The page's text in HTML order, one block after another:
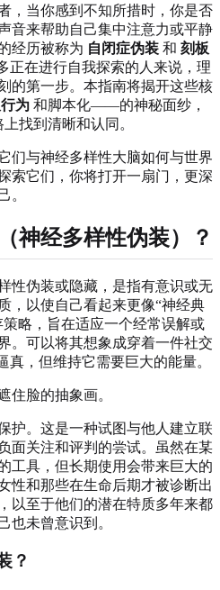
，当你感到不知所措时，你是否
音来帮助自己集中注意力或平静
经历被称为 自闭症伪装 和 刻板
正在进行自我探索的人来说，理
的第一步。本指南将揭开这些核
为 和脚本化——的神秘面纱，
上找到清晰和认同。
们与神经多样性大脑如何与世界
索它们，你将打开一扇门，更深
。
神经多样性伪装）？
性伪装或隐藏，是指有意识或无
，以使自己看起来更像“神经典
略，旨在适应一个经常误解或
。可以将其想象成穿着一件社交
真，但维持它需要巨大的能量。
护。这是一种试图与他人建立联
面关注和评判的尝试。虽然在某
工具，但长期使用会带来巨大的
性和那些在生命后期才被诊断出
以至于他们的潜在特质多年来都
也未曾意识到。
？